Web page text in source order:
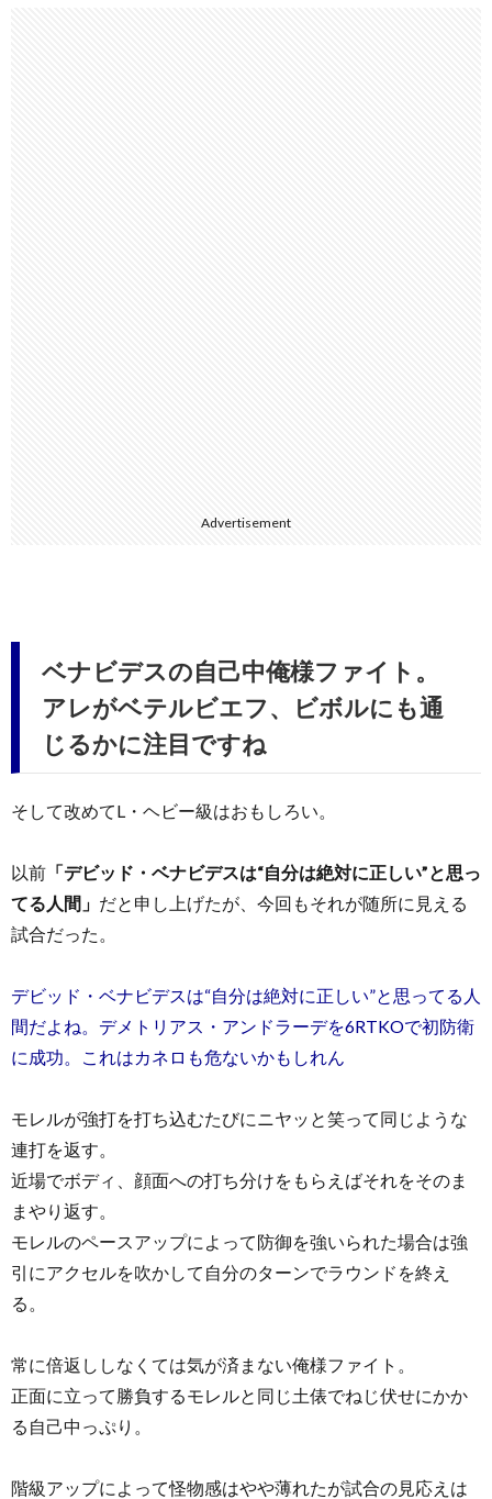
Advertisement
ベナビデスの自己中俺様ファイト。
アレがベテルビエフ、ビボルにも通
じるかに注目ですね
そして改めてL・ヘビー級はおもしろい。
以前 「デビッド・ベナビデスは“自分は絶対に正しい”と思っ
てる人間」 だと申し上げたが、今回もそれが随所に見える
試合だった。
デビッド・ベナビデスは“自分は絶対に正しい”と思ってる人
間だよね。デメトリアス・アンドラーデを6RTKOで初防衛
に成功。これはカネロも危ないかもしれん
モレルが強打を打ち込むたびにニヤッと笑って同じような
連打を返す。
近場でボディ、顔面への打ち分けをもらえばそれをそのま
まやり返す。
モレルのペースアップによって防御を強いられた場合は強
引にアクセルを吹かして自分のターンでラウンドを終え
る。
常に倍返ししなくては気が済まない俺様ファイト。
正面に立って勝負するモレルと同じ土俵でねじ伏せにかか
る自己中っぷり。
階級アップによって怪物感はやや薄れたが試合の見応えは